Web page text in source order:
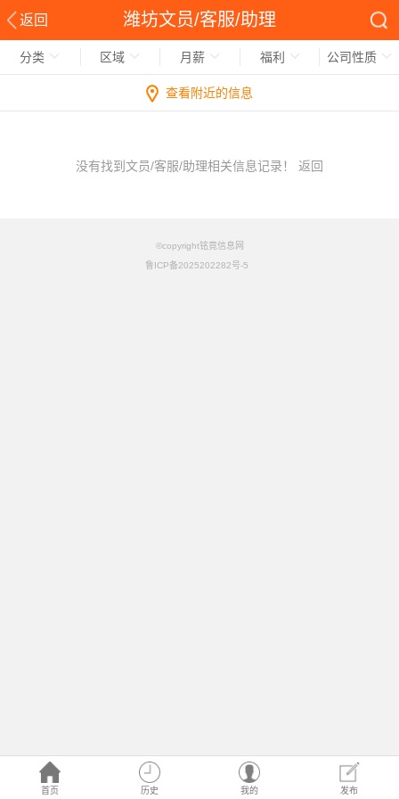
返回 潍坊文员/客服/助理
首页 历史 我的 发布
分类 区域 月薪 福利 公司性质
查看附近的信息
没有找到文员/客服/助理相关信息记录！ 返回
©copyright铭竟信息网
鲁ICP备2025202282号-5